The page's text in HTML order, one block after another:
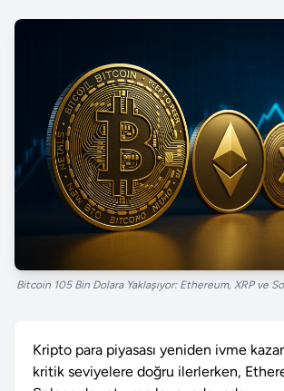
Bitcoin 105 Bin Dolara Yaklaşıyor: Ethereum, XRP ve
Kripto para piyasası yeniden ivme
kritik seviyelere doğru ilerlerken,